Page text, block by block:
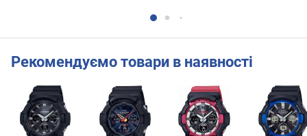
Рекомендуємо товари в наявності